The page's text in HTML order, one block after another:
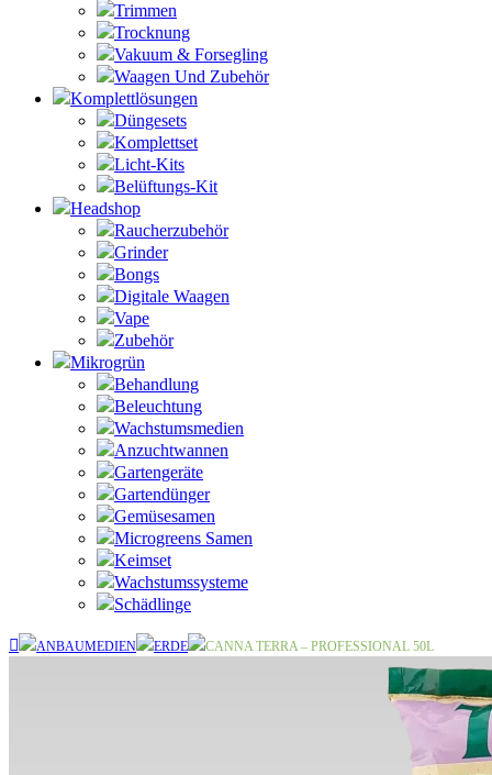
Trimmen
Trocknung
Vakuum & Forsegling
Waagen Und Zubehör
Komplettlösungen
Düngesets
Komplettset
Licht-Kits
Belüftungs-Kit
Headshop
Raucherzubehör
Grinder
Bongs
Digitale Waagen
Vape
Zubehör
Mikrogrün
Behandlung
Beleuchtung
Wachstumsmedien
Anzuchtwannen
Gartengeräte
Gartendünger
Gemüsesamen
Microgreens Samen
Keimset
Wachstumssysteme
Schädlinge
ANBAUMEDIEN ERDE CANNA TERRA – PROFESSIONAL 50L